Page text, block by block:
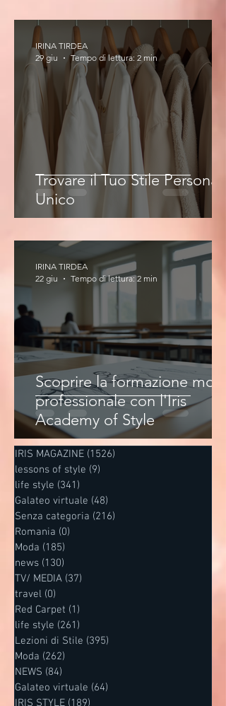
Trovare il Tuo Stile Personale
Unico
IRINA TIRDEA
29 giu
Tempo di lettura: 2 min
Scoprire la formazione moda
professionale con l'Iris
Academy of Style
IRINA TIRDEA
22 giu
Tempo di lettura: 2 min
IRIS MAGAZINE (1526)
lessons of style (9)
life style (341)
Galateo virtuale (48)
Senza categoria (216)
Romania (0)
Moda (185)
news (130)
TV/ MEDIA (37)
travel (0)
Red Carpet (1)
life style (261)
Lezioni di Stile (395)
Moda (262)
NEWS (84)
Galateo virtuale (64)
IRIS STYLE (189)